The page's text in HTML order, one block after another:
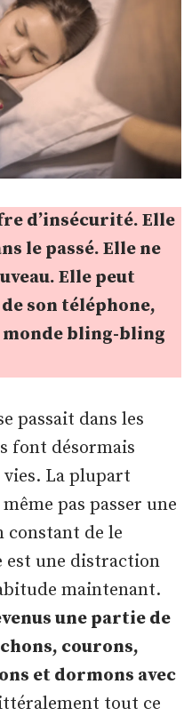
d’insécurité. Elle
le passé. Elle ne
Elle peut
son téléphone,
monde bling-bling
passait dans les
font désormais
La plupart
pas passer une
constant de le
est une distraction
maintenant.
une partie de
courons,
et dormons avec
tout ce